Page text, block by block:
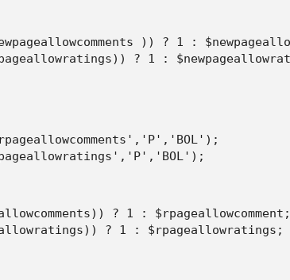
)) ? 1 :
? 1 :
? 1 : $rpageallowcomment;
? 1 : $rpageallowratings;